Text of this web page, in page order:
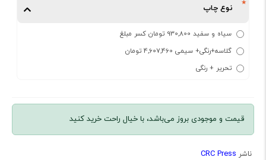
نوع چاپ
سیاه و سفید 930,800 تومان کسر مبلغ
گلاسه+رنگی+ سیمی 4,607,460 تومان
تحریر + رنگی
قیمت و موجودی بروز می‌باشد، با خیال راحت خرید کنید
ناشر CRC Press